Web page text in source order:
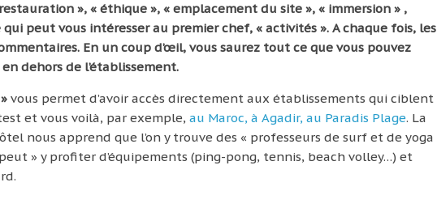
», « éthique », « emplacement du site », « immersion » ,
peut vous intéresser au premier chef, « activités ». A chaque fois, les
En un coup d’œil, vous saurez tout ce que vous pouvez
dehors de l’établissement.
vous permet d’avoir accès directement aux établissements qui ciblent
et vous voilà, par exemple, au Maroc, à Agadir, au Paradis Plage. La
nous apprend que l’on y trouve des « professeurs de surf et de yoga
» y profiter d’équipements (ping-pong, tennis, beach volley…) et